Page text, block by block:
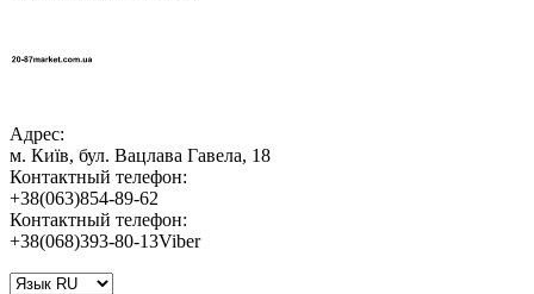
Адрес:
м. Київ, бул. Вацлава Гавела, 18
Контактный телефон:
+38(063)854-89-62
Контактный телефон:
+38(068)393-80-13Viber